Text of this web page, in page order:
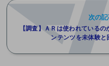
次の
【調査】ＡＲは使われている
ンテンツを未体験と